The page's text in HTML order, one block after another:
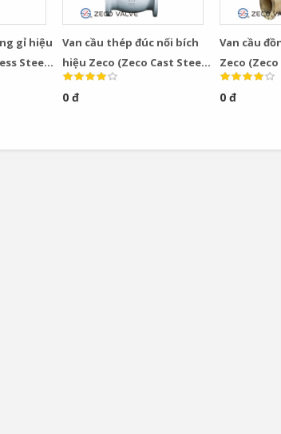
gỉ hiệu
Steel
Van cầu thép đúc nối bích
hiệu Zeco (Zeco Cast Steel
Globe Valve)
0 đ
Van cầu
Zeco
Valve)
0 đ